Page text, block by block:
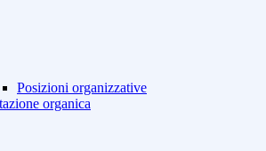
Posizioni organizzative
organica